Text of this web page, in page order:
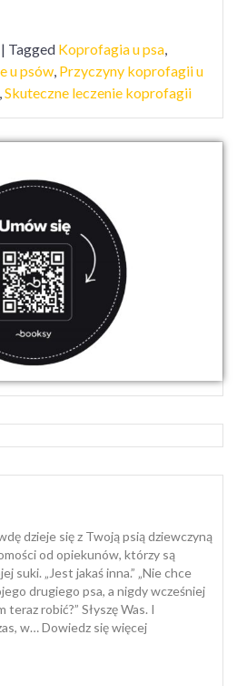
| Tagged Koprofagia u psa
u psów Przyczyny koprofagii u
Skuteczne leczenie koprofagii
dzieje się z Twoją psią dziewczyną
od opiekunów, którzy są
suki. „Jest jakaś inna.” „Nie chce
drugiego psa, a nigdy wcześniej
teraz robić?” Słyszę Was. I
w…Dowiedz się więcej: